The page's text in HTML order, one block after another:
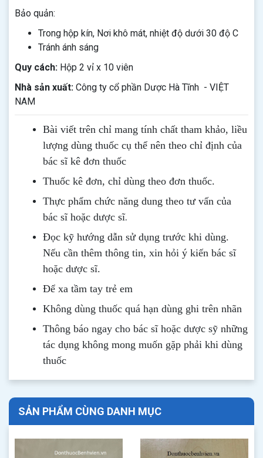
Bảo quản:
Trong hộp kín, Nơi khô mát, nhiệt độ dưới 30 độ C
Tránh ánh sáng
Quy cách: Hộp 2 vỉ x 10 viên
Nhà sản xuất: Công ty cổ phần Dược Hà Tĩnh - VIỆT
NAM
Bài viết trên chỉ mang tính chất tham khảo, liều
lượng dùng thuốc cụ thể nên theo chỉ định của
bác sĩ kê đơn thuốc
Thuốc kê đơn, chỉ dùng theo đơn thuốc.
Thực phẩm chức năng dung theo tư vấn của
bác sĩ hoặc dược sĩ.
Đọc kỹ hướng dẫn sử dụng trước khi dùng.
Nếu cần thêm thông tin, xin hỏi ý kiến bác sĩ
hoặc dược sĩ.
Để xa tầm tay trẻ em
Không dùng thuốc quá hạn dùng ghi trên nhãn
Thông báo ngay cho bác sĩ hoặc dược sỹ những
tác dụng không mong muốn gặp phải khi dùng
thuốc
SẢN PHẨM CÙNG DANH MỤC